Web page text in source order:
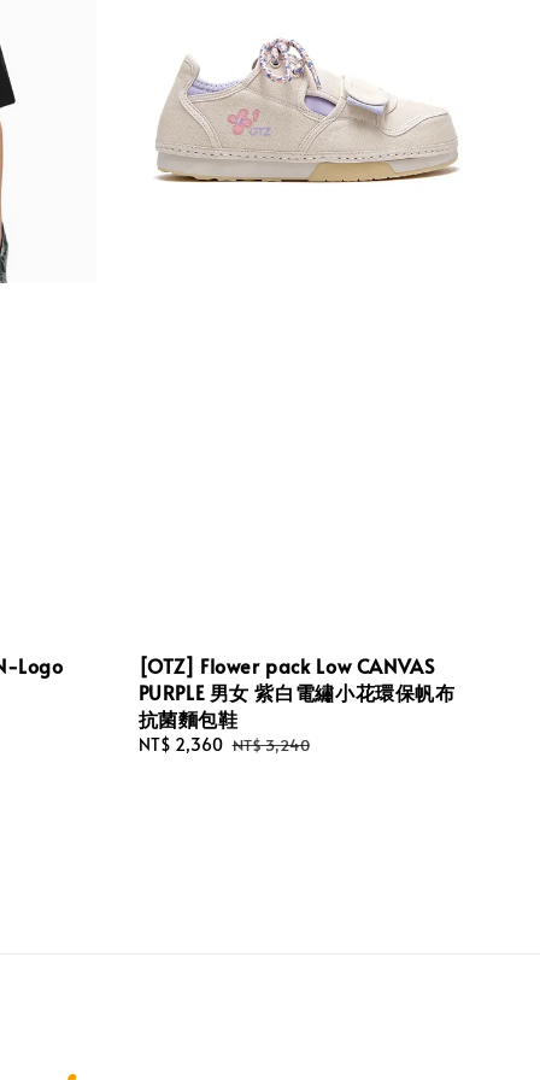
Logo
[OTZ] Flower pack Low CANVAS
PURPLE 男女 紫白電繡小花環保帆布
抗菌麵包鞋
Sale
NT$ 2,360 Regular
NT$ 3,240